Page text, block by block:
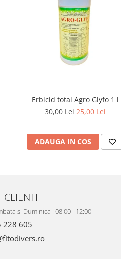
Erbicid total Agro Glyfo 1 l
30,00 Lei25,00 Lei
ADAUGA IN COS
CLIENTI
si Duminica : 08:00 - 12:00
228 605